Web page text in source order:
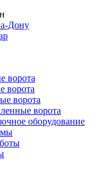
Дону
ворота
ворота
ворота
ворота
оборудование